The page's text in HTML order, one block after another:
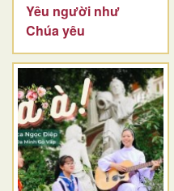
Yêu người như
Chúa yêu